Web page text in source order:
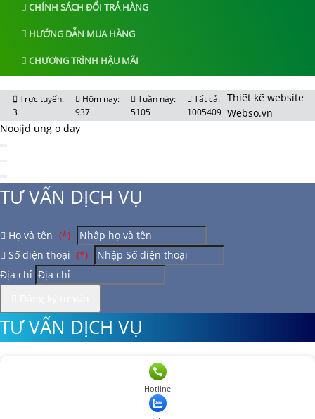
CHÍNH SÁCH ĐỔI TRẢ HÀNG
HƯỚNG DẪN MUA HÀNG
CHƯƠNG TRÌNH HẬU MÃI
Trực tuyến:
3
Hôm nay:
937
Tuần này:
5105
Tất cả:
1005409
Thiết kế website
Webso.vn
Hotline
Nooijd ung o day
TƯ VẤN DỊCH VỤ
Họ và tên (*)
Số điện thoại (*)
Địa chỉ
TƯ VẤN DỊCH VỤ